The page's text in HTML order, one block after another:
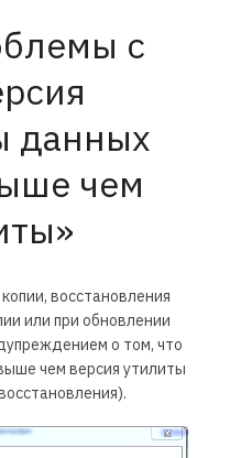
с
данных
чем
восстановления
или при обновлении
о том, что
чем версия утилиты